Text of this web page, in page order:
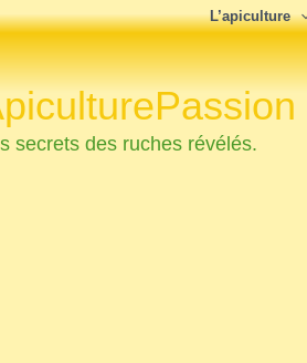
L’apiculture
secrets des ruches révélés.